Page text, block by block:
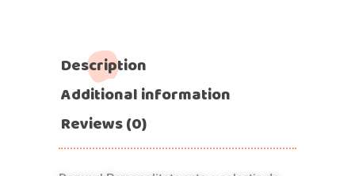
Description
Additional information
Reviews (0)